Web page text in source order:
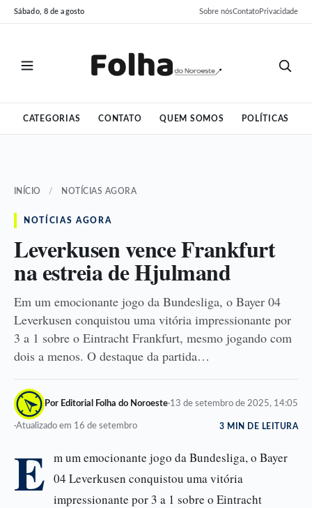
Pular
para
Pular
para
Sábado, 8 de agosto Sobre nósContatoPrivacidade
CATEGORIAS CONTATO QUEM SOMOS POLÍTICAS
INÍCIO / NOTÍCIAS AGORA
NOTÍCIAS AGORA
Leverkusen vence Frankfurt
na estreia de Hjulmand
Em um emocionante jogo da Bundesliga, o Bayer 04
Leverkusen conquistou uma vitória impressionante por
3 a 1 sobre o Eintracht Frankfurt, mesmo jogando com
dois a menos. O destaque da partida…
Por Editorial Folha do Noroeste·13 de setembro de 2025, 14:05
·Atualizado em 16 de setembro 3 MIN DE LEITURA
E m um emocionante jogo da Bundesliga, o Bayer
04 Leverkusen conquistou uma vitória
impressionante por 3 a 1 sobre o Eintracht